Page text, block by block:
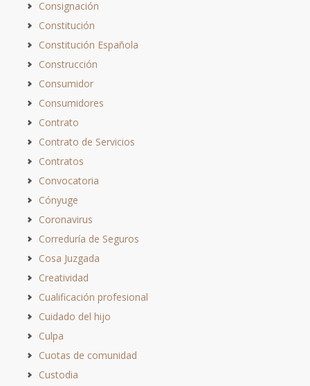
Consignación
Constitución
Constitución Española
Construcción
Consumidor
Consumidores
Contrato
Contrato de Servicios
Contratos
Convocatoria
Cónyuge
Coronavirus
Correduría de Seguros
Cosa Juzgada
Creatividad
Cualificación profesional
Cuidado del hijo
Culpa
Cuotas de comunidad
Custodia